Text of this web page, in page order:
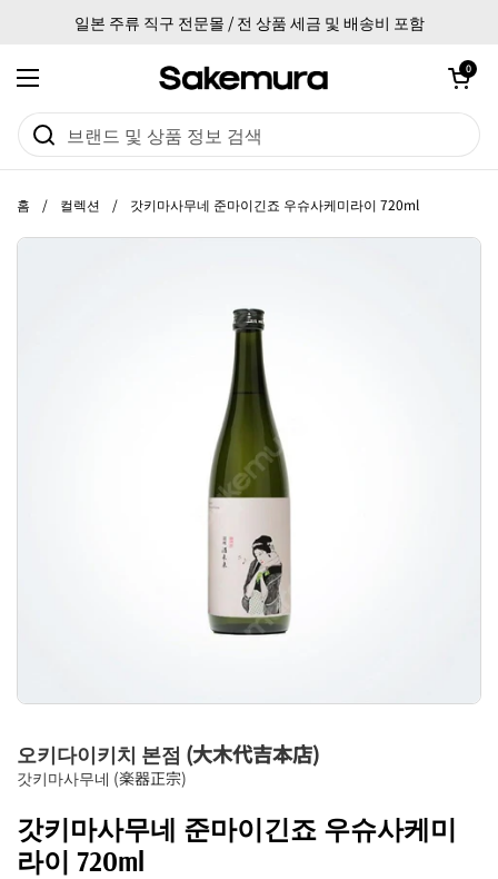
일본 주류 직구 전문몰 / 전 상품 세금 및 배송비 포함
메뉴 열기
카트 열기
0
홈 / 컬렉션 / 갓키마사무네 준마이긴죠 우슈사케미라이 720ml
오키다이키치 본점 (大木代吉本店)
갓키마사무네 (楽器正宗)
갓키마사무네 준마이긴죠 우슈사케미
라이 720ml